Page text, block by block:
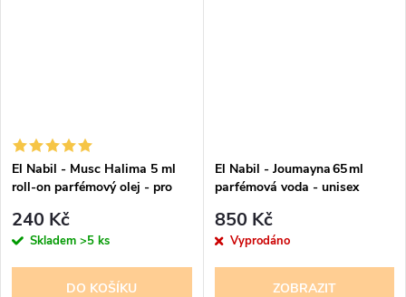
El Nabil - Musc Halima 5 ml
roll-on parfémový olej - pro
240 Kč
Skladem >5 ks
DO KOŠÍKU
El Nabil - Joumayna 65 ml
parfémová voda - unisex
850 Kč
Vyprodáno
ZOBRAZIT